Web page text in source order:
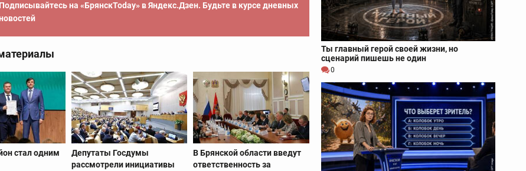
Подписывайтесь на «БрянскToday» в Яндекс.Дзен. Будьте в курсе дневных
стал одним
Депутаты Госдумы
рассмотрели инициативы
В Брянской области введут
ответственность за
Ты главный герой своей жизни, но
сценарий пишешь не один
0